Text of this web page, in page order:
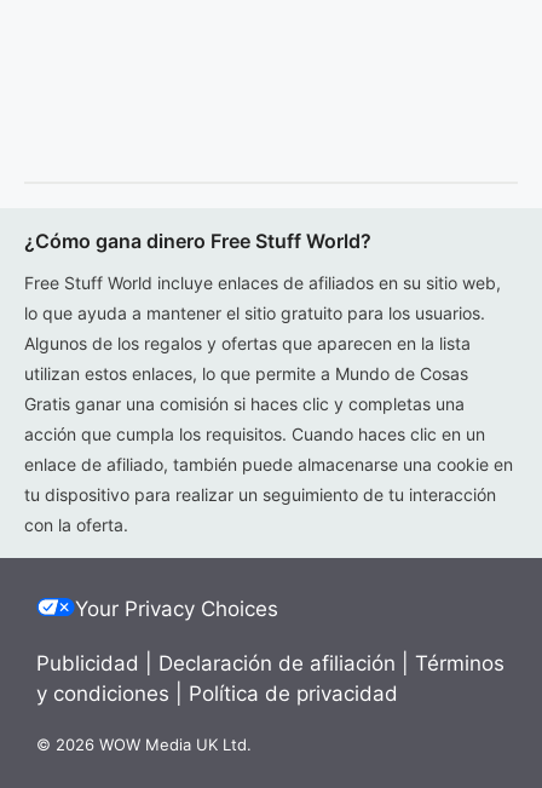
¿Cómo gana dinero Free Stuff World?
Free Stuff World incluye enlaces de afiliados en su sitio web,
lo que ayuda a mantener el sitio gratuito para los usuarios.
Algunos de los regalos y ofertas que aparecen en la lista
utilizan estos enlaces, lo que permite a Mundo de Cosas
Gratis ganar una comisión si haces clic y completas una
acción que cumpla los requisitos. Cuando haces clic en un
enlace de afiliado, también puede almacenarse una cookie en
tu dispositivo para realizar un seguimiento de tu interacción
con la oferta.
Your Privacy Choices
Publicidad Declaración de afiliación
Términos
y condiciones
Política de privacidad
© 2026 WOW Media UK Ltd.